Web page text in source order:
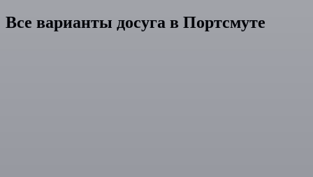
Все варианты досуга в Портсмуте